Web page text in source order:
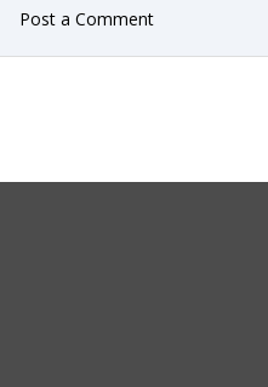
Post a Comment